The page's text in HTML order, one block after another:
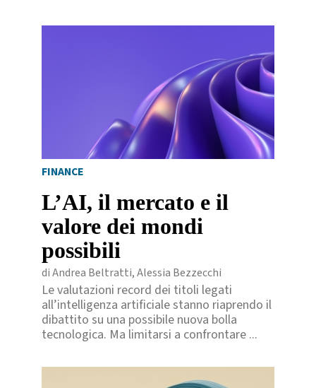
FINANCE
L’AI, il mercato e il
valore dei mondi
possibili
di Andrea Beltratti, Alessia Bezzecchi
Le valutazioni record dei titoli legati
all’intelligenza artificiale stanno riaprendo il
dibattito su una possibile nuova bolla
tecnologica. Ma limitarsi a confrontare ...